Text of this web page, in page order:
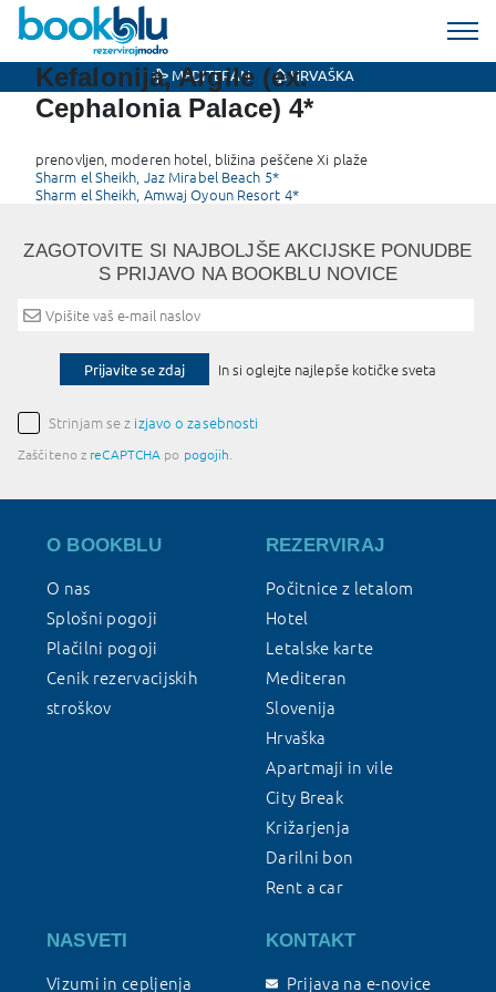
MEDITERAN HRVAŠKA
Kefalonija, Argile (ex.
Cephalonia Palace) 4*
prenovljen, moderen hotel, bližina peščene Xi plaže
Post
navigation
Sharm el Sheikh, Jaz Mirabel Beach 5*
Sharm el Sheikh, Amwaj Oyoun Resort 4*
ZAGOTOVITE SI NAJBOLJŠE AKCIJSKE PONUDBE
S PRIJAVO NA BOOKBLU NOVICE
Prijavite se zdaj In si oglejte najlepše kotičke sveta
Strinjam se z izjavo o zasebnosti
Zaščiteno z reCAPTCHA po pogojih
O BOOKBLU
O nas
Splošni pogoji
Plačilni pogoji
Cenik rezervacijskih
stroškov
NASVETI
Vizumi in cepljenja
REZERVIRAJ
Počitnice z letalom
Hotel
Letalske karte
Mediteran
Slovenija
Hrvaška
Apartmaji in vile
City Break
Križarjenja
Darilni bon
Rent a car
KONTAKT
Prijava na e-novice